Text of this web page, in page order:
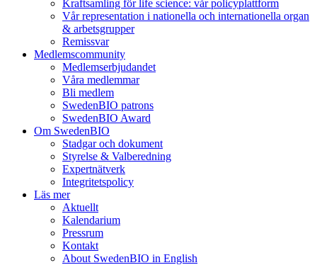
Kraftsamling för life science: vår policyplattform
Vår representation i nationella och internationella organ
& arbetsgrupper
Remissvar
Medlemscommunity
Medlemserbjudandet
Våra medlemmar
Bli medlem
SwedenBIO patrons
SwedenBIO Award
Om SwedenBIO
Stadgar och dokument
Styrelse & Valberedning
Expertnätverk
Integritetspolicy
Läs mer
Aktuellt
Kalendarium
Pressrum
Kontakt
About SwedenBIO in English